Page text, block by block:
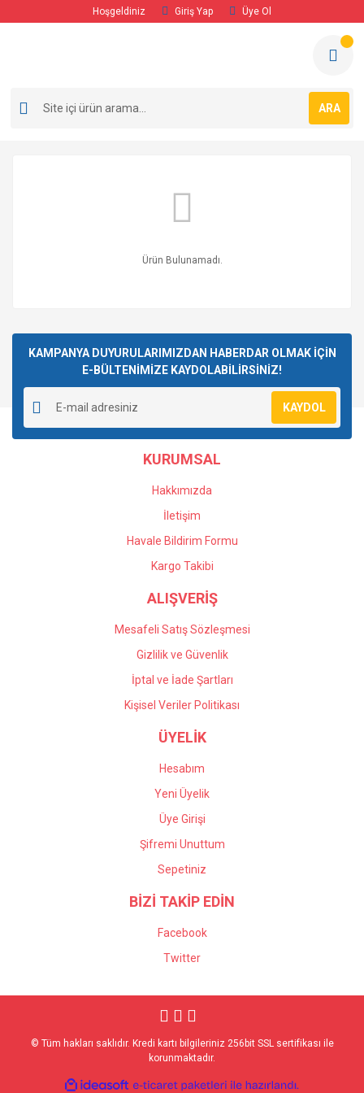
Hoşgeldiniz Giriş Yap Üye Ol
ARA
Ürün Bulunamadı.
KAMPANYA DUYURULARIMIZDAN HABERDAR OLMAK İÇİN
E-BÜLTENİMİZE KAYDOLABİLİRSİNİZ!
KAYDOL
KURUMSAL
Hakkımızda
İletişim
Havale Bildirim Formu
Kargo Takibi
ALIŞVERİŞ
Mesafeli Satış Sözleşmesi
Gizlilik ve Güvenlik
İptal ve İade Şartları
Kişisel Veriler Politikası
ÜYELİK
Hesabım
Yeni Üyelik
Üye Girişi
Şifremi Unuttum
Sepetiniz
BİZİ TAKİP EDİN
Facebook
Twitter
© Tüm hakları saklıdır. Kredi kartı bilgileriniz 256bit SSL sertifikası ile
korunmaktadır.
ideasoft e-